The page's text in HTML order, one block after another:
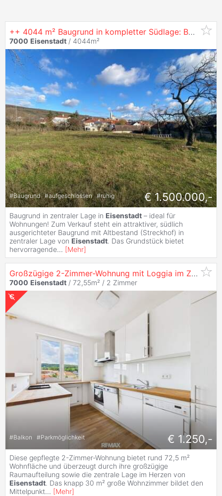
++ 4044 m² Baugrund in kompletter Südlage: Bauträger gesucht! I MB IMMOBILIEN ++
7000 Eisenstadt / 4044m²
#Baugrund #aufgeschlossen #ruhig € 1.500.000,-
Baugrund in zentraler Lage in Eisenstadt – ideal für
Wohnungen! Zum Verkauf steht ein attraktiver, südlich
ausgerichteter Baugrund mit Altbestand (Streckhof) in
zentraler Lage von Eisenstadt. Das Grundstück bietet
hervorragende... [Mehr]
Großzügige 2-Zimmer-Wohnung mit Loggia im Zentrum
7000 Eisenstadt / 72,55m² / 2 Zimmer
#Balkon #Parkmöglichkeit € 1.250,-
Diese gepflegte 2-Zimmer-Wohnung bietet rund 72,5 m²
Wohnfläche und überzeugt durch ihre großzügige
Raumaufteilung sowie die zentrale Lage im Herzen von
Eisenstadt. Das knapp 30 m² große Wohnzimmer bildet den
Mittelpunkt... [Mehr]